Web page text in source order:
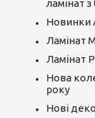
ламінат
Новинки
Ламінат
Ламінат
Нова
року
Нові